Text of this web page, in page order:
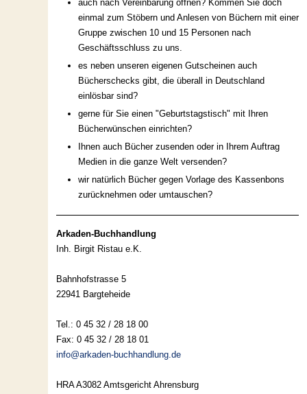
auch nach Vereinbarung öffnen? Kommen Sie doch
einmal zum Stöbern und Anlesen von Büchern mit einer
Gruppe zwischen 10 und 15 Personen nach
Geschäftsschluss zu uns.
es neben unseren eigenen Gutscheinen auch
Bücherschecks gibt, die überall in Deutschland
einlösbar sind?
gerne für Sie einen "Geburtstagstisch" mit Ihren
Bücherwünschen einrichten?
Ihnen auch Bücher zusenden oder in Ihrem Auftrag
Medien in die ganze Welt versenden?
wir natürlich Bücher gegen Vorlage des Kassenbons
zurücknehmen oder umtauschen?
Arkaden-Buchhandlung
Inh. Birgit Ristau e.K.
Bahnhofstrasse 5
22941 Bargteheide
Tel.: 0 45 32 / 28 18 00
Fax: 0 45 32 / 28 18 01
info@arkaden-buchhandlung.de
HRA A3082 Amtsgericht Ahrensburg